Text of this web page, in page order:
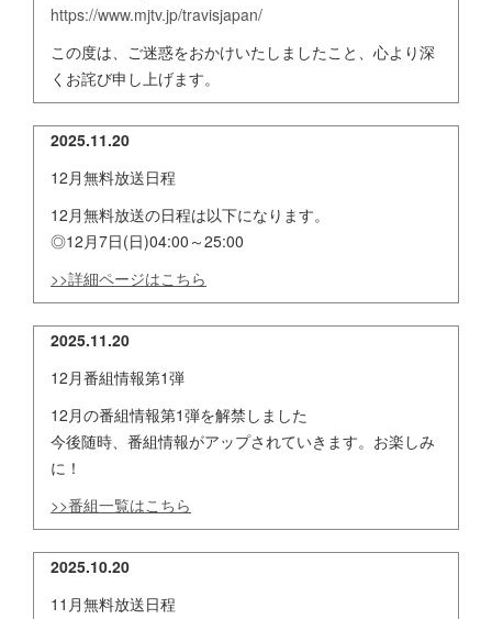
https://www.mjtv.jp/travisjapan/
この度は、ご迷惑をおかけいたしましたこと、心より深
くお詫び申し上げます。
2025.11.20
12月無料放送日程
12月無料放送の日程は以下になります。
◎12月7日(日)04:00～25:00
>>詳細ページはこちら
2025.11.20
12月番組情報第1弾
12月の番組情報第1弾を解禁しました
今後随時、番組情報がアップされていきます。お楽しみ
に！
>>番組一覧はこちら
2025.10.20
11月無料放送日程